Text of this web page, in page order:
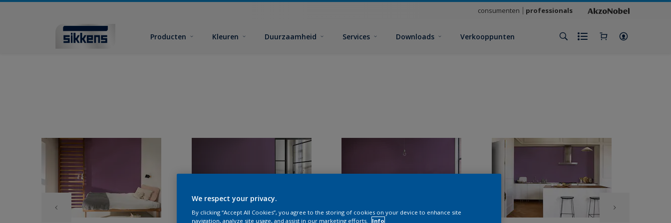
consumenten professionals
Producten Kleuren Duurzaamheid Services Downloads Verkooppunten
We respect your privacy.
By clicking “Accept All Cookies”, you agree to the storing of cookies on your device to enhance site
navigation, analyze site usage, and assist in our marketing efforts.
Info